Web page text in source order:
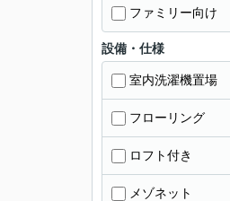
ファミリー向け
設備・仕様
室内洗濯機置場
フローリング
ロフト付き
メゾネット